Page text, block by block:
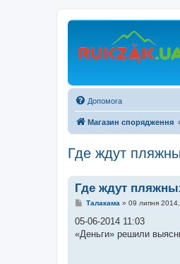
Допомога
Магазин спорядження
Где ждут
Где ждут
П
в
д
Талакама » 09 липня
05-06-2014 11:03
«Деньги» решили